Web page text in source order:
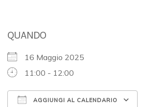
QUANDO
16 Maggio 2025
11:00 - 12:00
AGGIUNGI AL CALENDARIO